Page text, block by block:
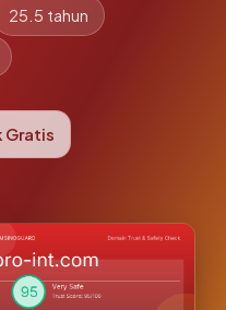
25.5 tahun
Gratis